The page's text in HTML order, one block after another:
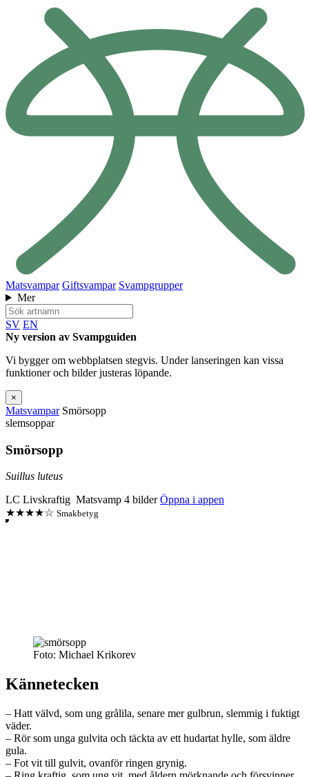
Matsvampar Giftsvampar Svampgrupper
Mer
SV EN
Ny version av Svampguiden
Vi bygger om webbplatsen stegvis. Under lanseringen kan vissa
funktioner och bilder justeras löpande.
×
Matsvampar Smörsopp
slemsoppar
Smörsopp
Suillus luteus
LC Livskraftig Matsvamp 4 bilder Öppna i appen
★★★★☆ Smakbetyg
Foto: Michael Krikorev
Kännetecken
– Hatt välvd, som ung grålila, senare mer gulbrun, slemmig i fuktigt
väder.
– Rör som unga gulvita och täckta av ett hudartat hylle, som äldre
gula.
– Fot vit till gulvit, ovanför ringen grynig.